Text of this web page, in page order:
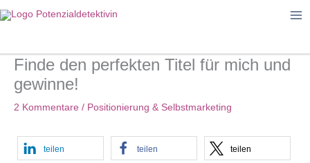
Inhalt
Finde den perfekten Titel für mich und
gewinne!
2 Kommentare / Positionierung & Selbstmarketing
teilen teilen teilen